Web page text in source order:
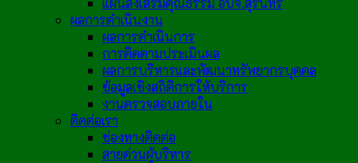
ผลการดำเนินงาน
ผลการดำเนินการ
การติดตามประเมินผล
ผลการบริหารและพัฒนาทรัพยากรบุคคล
ข้อมูลเชิงสถิติการให้บริการ
งานตรวจสอบภายใน
ติดต่อเรา
ช่องทางติดต่อ
สายด่วนผู้บริหาร